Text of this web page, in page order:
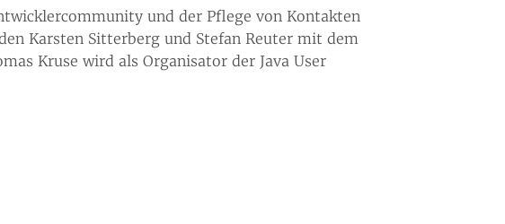
und der Pflege von Kontakten
Karsten Sitterberg und Stefan Reuter mit dem
Kruse wird als Organisator der Java User